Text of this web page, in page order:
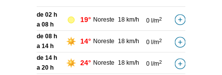
de 02 h
a 08 h
19° Noreste 18 km/h 0 l/m2
de 08 h
a 14 h
14° Noreste 18 km/h 0 l/m2
de 14 h
a 20 h
24° Noreste 18 km/h 0 l/m2